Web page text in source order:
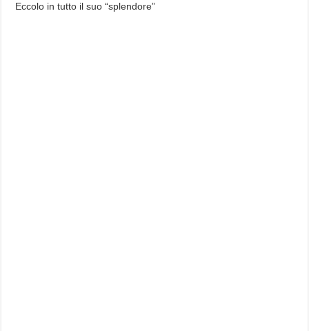
Eccolo in tutto il suo “splendore”